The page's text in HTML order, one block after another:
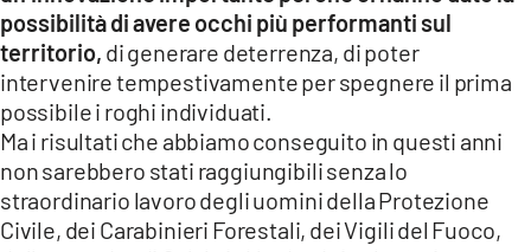
possibilità di avere occhi più performanti sul
territorio, di generare deterrenza, di poter
intervenire tempestivamente per spegnere il prima
possibile i roghi individuati.
Ma i risultati che abbiamo conseguito in questi anni
non sarebbero stati raggiungibili senza lo
straordinario lavoro degli uomini della Protezione
Civile, dei Carabinieri Forestali, dei Vigili del Fuoco,